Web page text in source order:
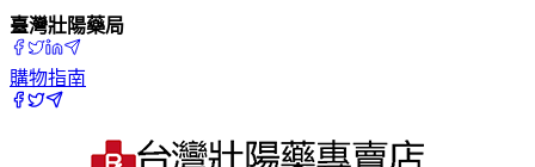
臺灣壯陽藥局
購物指南